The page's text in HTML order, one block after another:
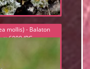
mollis) - Balaton
6000.JPG